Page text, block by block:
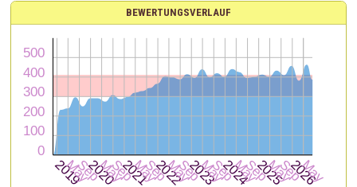
BEWERTUNGSVERLAUF